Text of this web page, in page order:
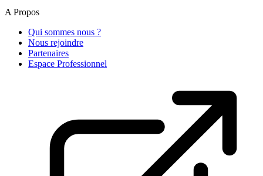
A Propos
Qui sommes nous ?
Nous rejoindre
Partenaires
Espace Professionnel